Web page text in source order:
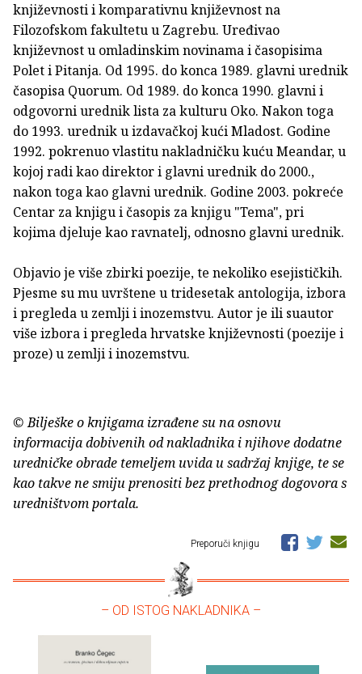
književnosti i komparativnu književnost na
Filozofskom fakultetu u Zagrebu. Uređivao
književnost u omladinskim novinama i časopisima
Polet i Pitanja. Od 1995. do konca 1989. glavni urednik
časopisa Quorum. Od 1989. do konca 1990. glavni i
odgovorni urednik lista za kulturu Oko. Nakon toga
do 1993. urednik u izdavačkoj kući Mladost. Godine
1992. pokrenuo vlastitu nakladničku kuću Meandar, u
kojoj radi kao direktor i glavni urednik do 2000.,
nakon toga kao glavni urednik. Godine 2003. pokreće
Centar za knjigu i časopis za knjigu "Tema", pri
kojima djeluje kao ravnatelj, odnosno glavni urednik.
Objavio je više zbirki poezije, te nekoliko esejističkih.
Pjesme su mu uvrštene u tridesetak antologija, izbora
i pregleda u zemlji i inozemstvu. Autor je ili suautor
više izbora i pregleda hrvatske književnosti (poezije i
proze) u zemlji i inozemstvu.
© Bilješke o knjigama izrađene su na osnovu
informacija dobivenih od nakladnika i njihove dodatne
uredničke obrade temeljem uvida u sadržaj knjige, te se
kao takve ne smiju prenositi bez prethodnog dogovora s
uredništvom portala.
Preporuči knjigu
– OD ISTOG NAKLADNIKA –